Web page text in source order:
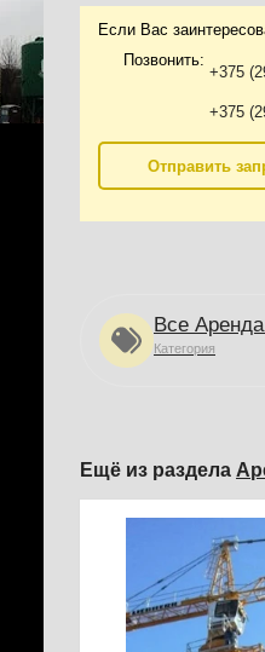
Если Вас
Позвонить:
+375
+375
Отправить
Все
Категория
Ещё из раздела